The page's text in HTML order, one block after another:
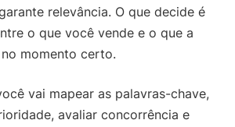
relevância. O que decide é
o que você vende e o que a
momento certo.
vai mapear as palavras-chave,
avaliar concorrência e